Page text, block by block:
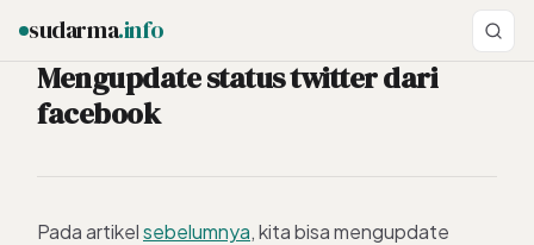
sudarma.info
Mengupdate status twitter dari
facebook
Pada artikelsebelumnya, kita bisa mengupdate